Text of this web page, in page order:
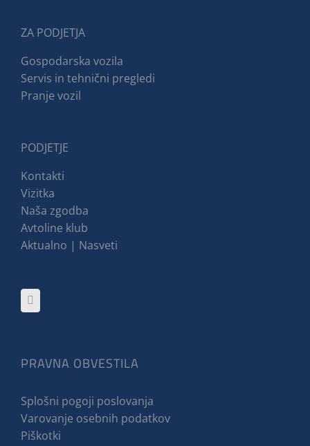
ZA PODJETJA
Gospodarska vozila
Servis in tehnični pregledi
Pranje vozil
PODJETJE
Kontakti
Vizitka
Naša zgodba
Avtoline klub
Aktualno | Nasveti
PRAVNA OBVESTILA
Splošni pogoji poslovanja
Varovanje osebnih podatkov
Piškotki